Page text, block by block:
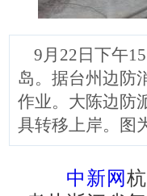
9月22日下午
岛。据台州边防
作业。大陈边防
具转移上岸。图
中新网